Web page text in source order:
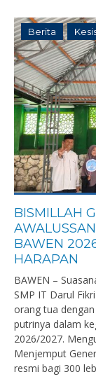
Berita
BISMILLAH
BAWEN
HARAPAN
BAWEN –
SMP IT Darul
orang tua
putrinya dalam
2026/2027.
Menjemput
resmi bagi 300